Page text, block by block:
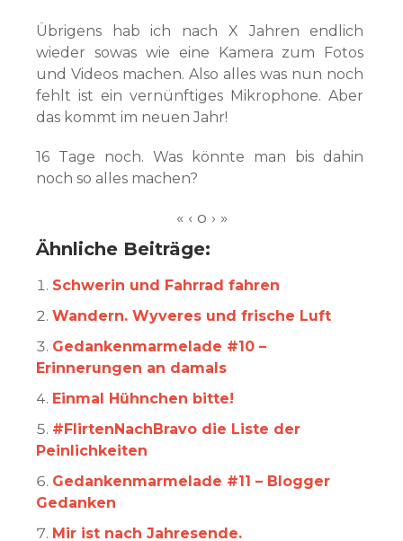
Übrigens hab ich nach X Jahren endlich
wieder sowas wie eine Kamera zum Fotos
und Videos machen. Also alles was nun noch
fehlt ist ein vernünftiges Mikrophone. Aber
das kommt im neuen Jahr!
16 Tage noch. Was könnte man bis dahin
noch so alles machen?
Ähnliche Beiträge:
Schwerin und Fahrrad fahren
Wandern. Wyveres und frische Luft
Gedankenmarmelade #10 –
Erinnerungen an damals
Einmal Hühnchen bitte!
#FlirtenNachBravo die Liste der
Peinlichkeiten
Gedankenmarmelade #11 – Blogger
Gedanken
Mir ist nach Jahresende.